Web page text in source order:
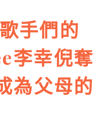
手們的
李幸倪奪
為父母的